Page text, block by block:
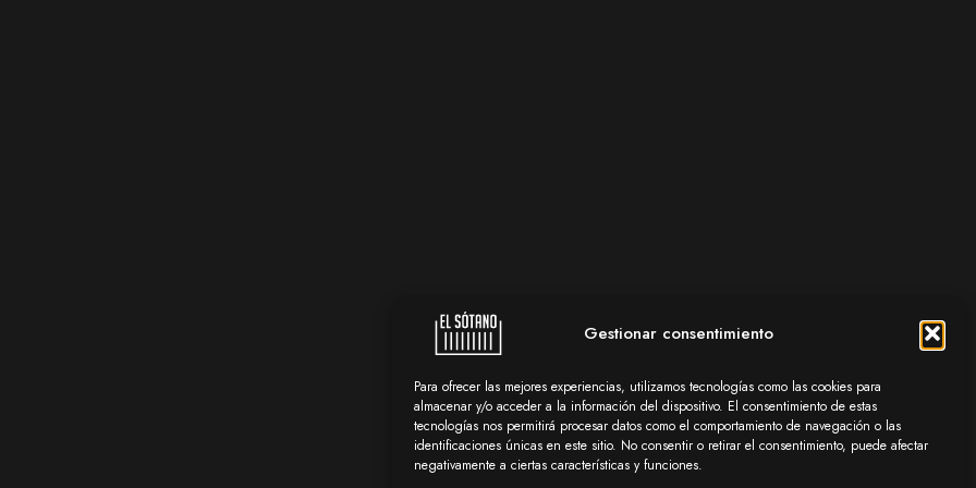
Gestionar consentimiento
Para ofrecer las mejores experiencias, utilizamos tecnologías como las cookies para
almacenar y/o acceder a la información del dispositivo. El consentimiento de estas
tecnologías nos permitirá procesar datos como el comportamiento de navegación o las
identificaciones únicas en este sitio. No consentir o retirar el consentimiento, puede afectar
negativamente a ciertas características y funciones.